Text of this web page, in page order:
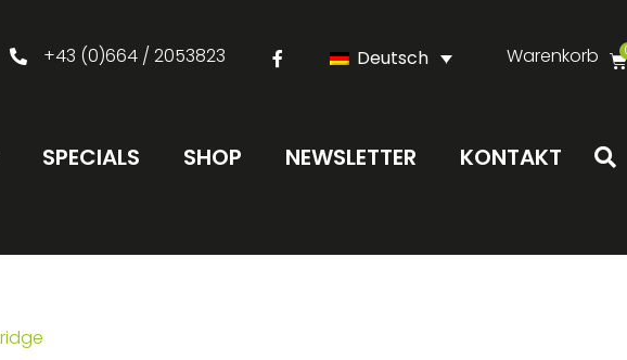
+43 (0)664 / 2053823 Deutsch Warenkorb
SPECIALS SHOP NEWSLETTER KONTAKT